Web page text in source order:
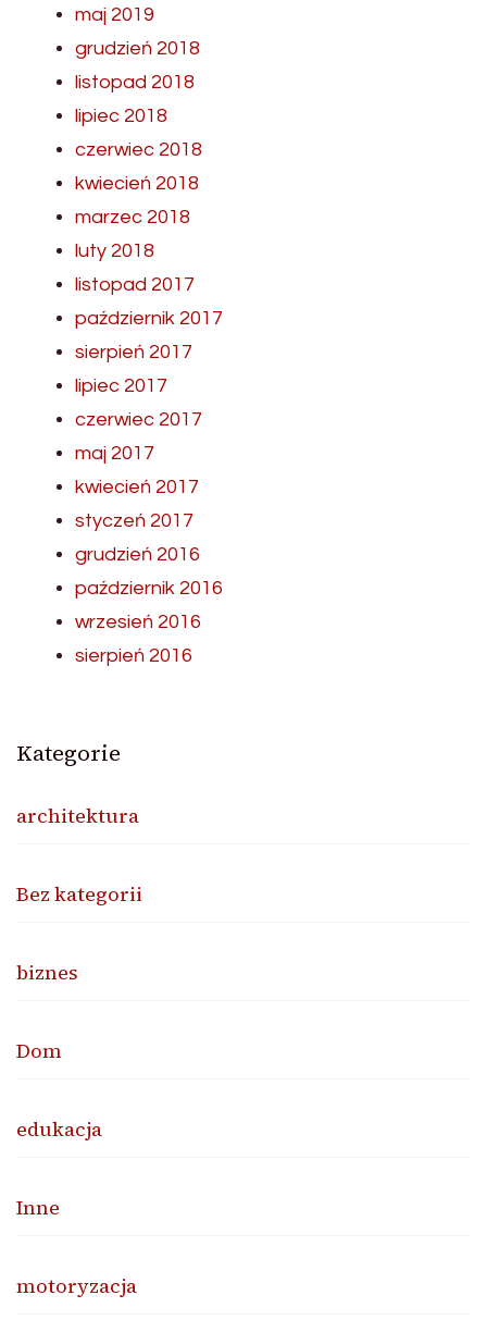
maj 2019
grudzień 2018
listopad 2018
lipiec 2018
czerwiec 2018
kwiecień 2018
marzec 2018
luty 2018
listopad 2017
październik 2017
sierpień 2017
lipiec 2017
czerwiec 2017
maj 2017
kwiecień 2017
styczeń 2017
grudzień 2016
październik 2016
wrzesień 2016
sierpień 2016
Kategorie
architektura
Bez kategorii
biznes
Dom
edukacja
Inne
motoryzacja